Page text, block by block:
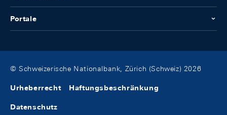
Portale
© Schweizerische Nationalbank, Zürich (Schweiz) 2026
Urheberrecht Haftungsbeschränkung
Datenschutz